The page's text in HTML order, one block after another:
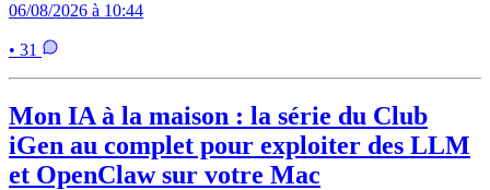
06/08/2026 à 10:44
• 31
Mon IA à la maison : la série du Club
iGen au complet pour exploiter des LLM
et OpenClaw sur votre Mac